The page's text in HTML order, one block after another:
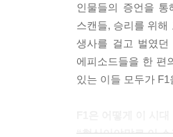
인물들의 증언을
스캔들, 승리를 위해
생사를 걸고 벌였
에피소드들을 한 편
있는 이들 모두가
“혁신이야말로 이